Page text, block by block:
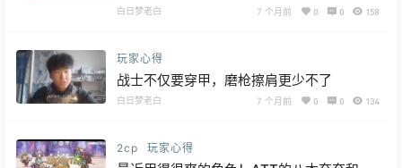
白日梦老白 7 个月前 0 0 158
玩家心得
战士不仅要穿甲，磨枪擦肩更少不了
白日梦老白 7 个月前 0 0 134
2cp 玩家心得